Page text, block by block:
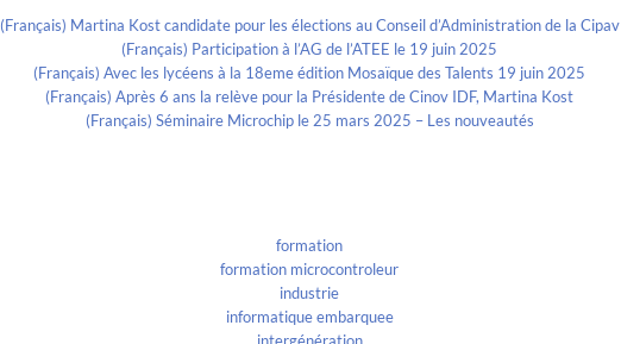
(Français) Martina Kost candidate pour les élections au Conseil d’Administration de la Cipav
(Français) Participation à l’AG de l’ATEE le 19 juin 2025
(Français) Avec les lycéens à la 18eme édition Mosaïque des Talents 19 juin 2025
(Français) Après 6 ans la relève pour la Présidente de Cinov IDF, Martina Kost
(Français) Séminaire Microchip le 25 mars 2025 – Les nouveautés
formation
formation microcontroleur
industrie
informatique embarquee